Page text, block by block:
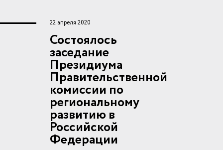
22 апреля 2020
Состоялось
заседание
Президиума
Правительственной
комиссии по
региональному
развитию в
Российской
Федерации